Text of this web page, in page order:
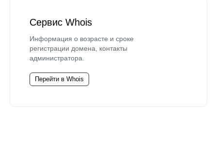
Сервис Whois
Информация о возрасте и сроке
регистрации домена, контакты
администратора.
Перейти в Whois